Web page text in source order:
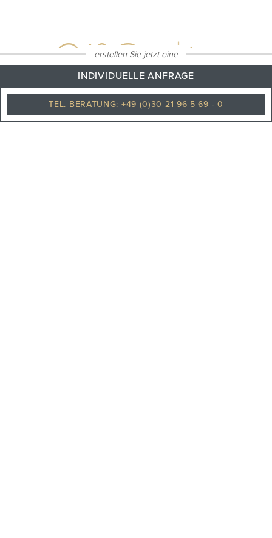
erstellen Sie jetzt eine
INDIVIDUELLE ANFRAGE
TEL. BERATUNG: +49 (0)30 21 96 5 69 - 0
31°C
Klarer himmel